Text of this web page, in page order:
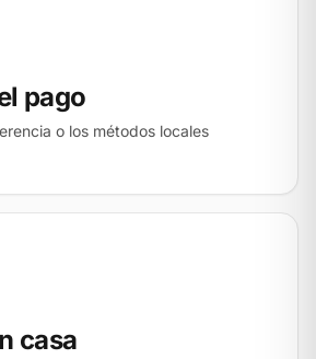
pago
o los métodos locales
casa